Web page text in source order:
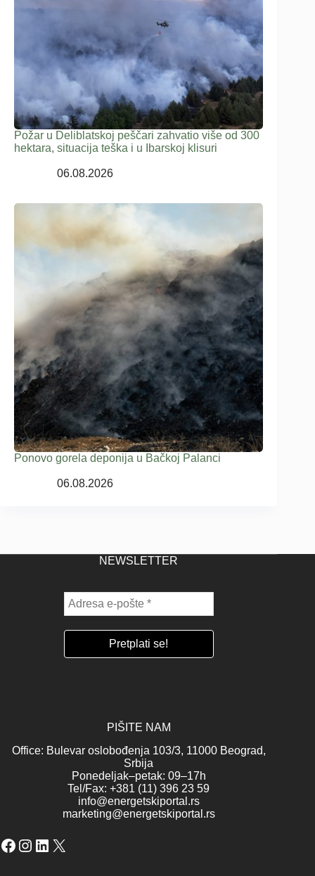
Požar u Deliblatskoj peščari zahvatio više od 300
hektara, situacija teška i u Ibarskoj klisuri
06.08.2026
Ponovo gorela deponija u Bačkoj Palanci
06.08.2026
NEWSLETTER
PIŠITE NAM
Office: Bulevar oslobođenja 103/3, 11000 Beograd,
Srbija
Ponedeljak–petak: 09–17h
Tel/Fax: +381 (11) 396 23 59
info@energetskiportal.rs
marketing@energetskiportal.rs
Facebook
Instagram
LinkedIn
X